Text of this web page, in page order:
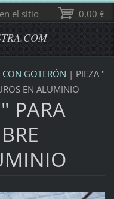
GOTERÓN | PIEZA "
EN ALUMINIO
PARA
0,00 €
el sitio